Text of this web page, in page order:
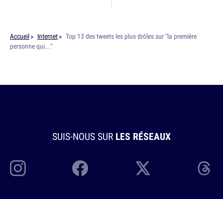
Accueil Internet
Top 13 des tweets les plus drôles sur "la première
personne qui..."
SUIS-NOUS SUR LES RÉSEAUX